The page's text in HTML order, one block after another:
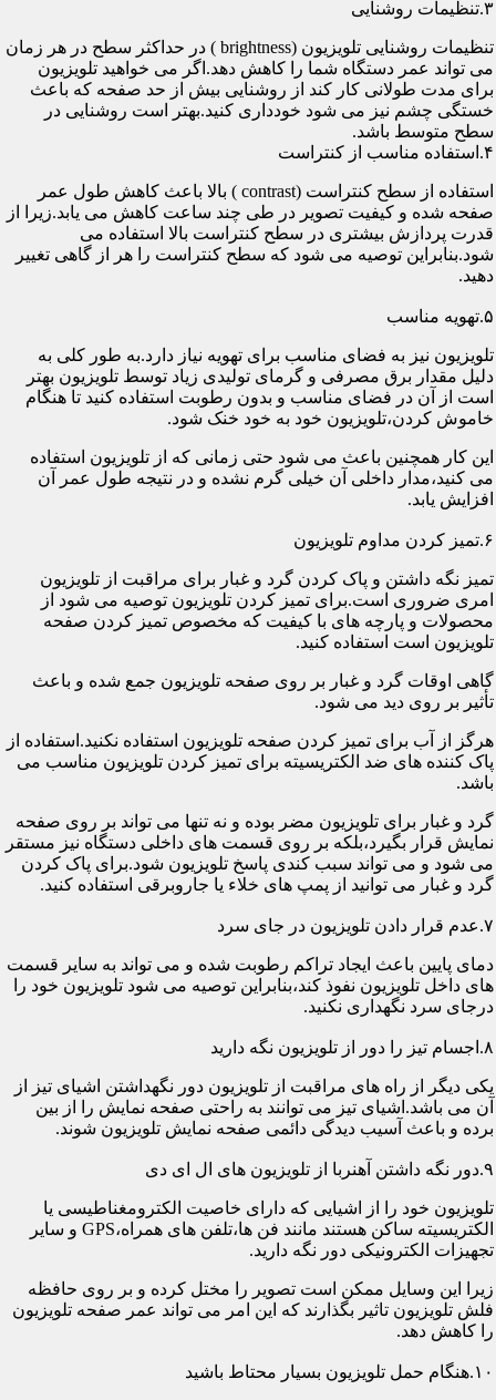
۳.تنظیمات روشنایی
تنظیمات روشنایی تلویزیون (brightness ) در حداکثر سطح در هر زمان
می تواند عمر دستگاه شما را کاهش دهد.اگر می خواهید تلویزیون
برای مدت طولانی کار کند از روشنایی بیش از حد صفحه که باعث
خستگی چشم نیز می شود خودداری کنید.بهتر است روشنایی در
سطح متوسط باشد.
۴.استفاده مناسب از کنتراست
استفاده از سطح کنتراست (contrast ) بالا باعث کاهش طول عمر
صفحه شده و کیفیت تصویر در طی چند ساعت کاهش می یابد.زیرا از
قدرت پردازش بیشتری در سطح کنتراست بالا استفاده می
شود.بنابراین توصیه می شود که سطح کنتراست را هر از گاهی تغییر
دهید.
۵.تهویه مناسب
تلویزیون نیز به فضای مناسب برای تهویه نیاز دارد.به طور کلی به
دلیل مقدار برق مصرفی و گرمای تولیدی زیاد توسط تلویزیون بهتر
است از آن در فضای مناسب و بدون رطوبت استفاده کنید تا هنگام
خاموش کردن،تلویزیون خود به خود خنک شود.
این کار همچنین باعث می شود حتی زمانی که از تلویزیون استفاده
می کنید،مدار داخلی آن خیلی گرم نشده و در نتیجه طول عمر آن
افزایش یابد.
۶.تمیز کردن مداوم تلویزیون
تمیز نگه داشتن و پاک کردن گرد و غبار برای مراقبت از تلویزیون
امری ضروری است.برای تمیز کردن تلویزیون توصیه می شود از
محصولات و پارچه های با کیفیت که مخصوص تمیز کردن صفحه
تلویزیون است استفاده کنید.
گاهی اوقات گرد و غبار بر روی صفحه تلویزیون جمع شده و باعث
تأثیر بر روی دید می شود.
هرگز از آب برای تمیز کردن صفحه تلویزیون استفاده نکنید.استفاده از
پاک کننده های ضد الکتریسیته برای تمیز کردن تلویزیون مناسب می
باشد.
گرد و غبار برای تلویزیون مضر بوده و نه تنها می تواند بر روی صفحه
نمایش قرار بگیرد،بلکه بر روی قسمت های داخلی دستگاه نیز مستقر
می شود و می تواند سبب کندی پاسخ تلویزیون شود.برای پاک کردن
گرد و غبار می توانید از پمپ های خلاء یا جاروبرقی استفاده کنید.
۷.عدم قرار دادن تلویزیون در جای سرد
دمای پایین باعث ایجاد تراکم رطوبت شده و می تواند به سایر قسمت
های داخل تلویزیون نفوذ کند،بنابراین توصیه می شود تلویزیون خود را
درجای سرد نگهداری نکنید.
۸.اجسام تیز را دور از تلویزیون نگه دارید
یکی دیگر از راه های مراقبت از تلویزیون دور نگهداشتن اشیای تیز از
آن می باشد.اشیای تیز می توانند به راحتی صفحه نمایش را از بین
برده و باعث آسیب دیدگی دائمی صفحه نمایش تلویزیون شوند.
۹.دور نگه داشتن آهنربا از تلویزیون های ال ای دی
تلویزیون خود را از اشیایی که دارای خاصیت الکترومغناطیسی یا
الکتریسیته ساکن هستند مانند فن ها،تلفن های همراه،GPS و سایر
تجهیزات الکترونیکی دور نگه دارید.
زیرا این وسایل ممکن است تصویر را مختل کرده و بر روی حافظه
فلش تلویزیون تاثیر بگذارند که این امر می تواند عمر صفحه تلویزیون
را کاهش دهد.
۱۰.هنگام حمل تلویزیون بسیار محتاط باشید